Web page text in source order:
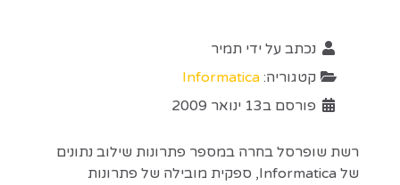
נכתב על ידי תמיר
קטגוריה: Informatica
פורסם ב13 ינואר 2009
רשת שופרסל בחרה במספר פתרונות שילוב נתונים
של Informatica, ספקית מובילה של פתרונות